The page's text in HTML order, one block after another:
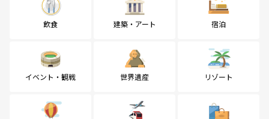
飲食 建築・アート 宿泊
イベント・観戦 世界遺産 リゾート